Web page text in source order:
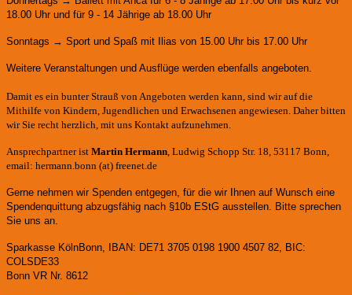
18.00 Uhr und für 9 - 14 Jährige ab 18.00 Uhr
Sonntags → Sport und Spaß mit Ilias von 15.00 Uhr bis 17.00 Uhr
Weitere Veranstaltungen und Ausflüge werden ebenfalls angeboten.
Damit es ein bunter Strauß von Angeboten werden kann, sind wir auf die
Mithilfe von Kindern, Jugendlichen und Erwachsenen angewiesen. Daher bitten
wir Sie recht herzlich, mit uns Kontakt aufzunehmen.
Ansprechpartner ist Martin Hermann , Ludwig Schopp Str. 18, 53117 Bonn,
email: hermann.bonn (at) freenet.de
Gerne nehmen wir Spenden entgegen, für die wir Ihnen auf Wunsch eine
Spendenquittung abzugsfähig nach §10b EStG ausstellen. Bitte sprechen
Sie uns an.
Sparkasse KölnBonn, IBAN: DE71 3705 0198 1900 4507 82, BIC:
COLSDE33
Bonn VR Nr. 8612